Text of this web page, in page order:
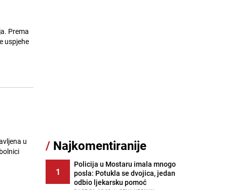
Prema
uspjehe
11
oduzeo zastavu s ljiljanima i
sankcionisao vozača iz Bosanskog
Novog
PRIJE 2 DANA BOSNA I HERCEGOVINA
/ Najkomentiranije
1
Policija u Mostaru imala mnogo
posla: Potukla se dvojica, jedan
odbio ljekarsku pomoć